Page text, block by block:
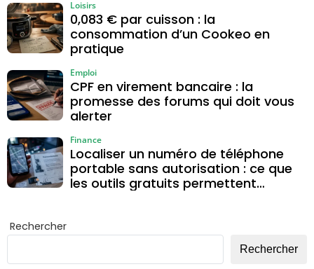
0,083 € par cuisson : la
consommation d’un Cookeo en
pratique
Loisirs
CPF en virement bancaire : la
promesse des forums qui doit vous
alerter
Emploi
Localiser un numéro de téléphone
portable sans autorisation : ce que
les outils gratuits permettent
Finance
Rechercher
Rechercher